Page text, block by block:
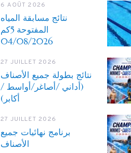
6 AOÛT 2026
نتائج مسابقة المياه
المفتوحة 5كم
04/08/2026
27 JUILLET 2026
نتائج بطولة جميع الأصناف
(أداني /أصاغر/أواسط /
أكابر)
27 JUILLET 2026
برنامج نهائيات جميع
الأصناف